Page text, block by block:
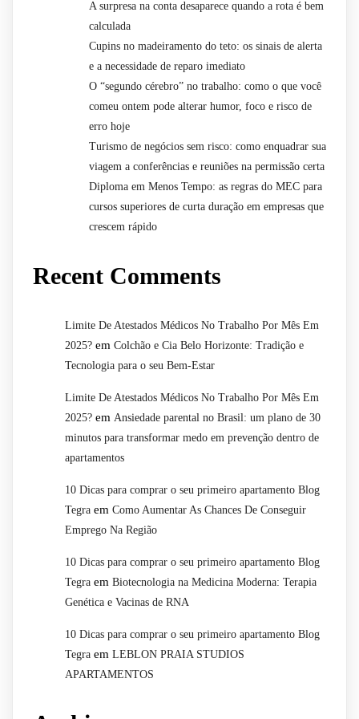
A surpresa na conta desaparece quando a rota é bem
calculada
Cupins no madeiramento do teto: os sinais de alerta
e a necessidade de reparo imediato
O “segundo cérebro” no trabalho: como o que você
comeu ontem pode alterar humor, foco e risco de
erro hoje
Turismo de negócios sem risco: como enquadrar sua
viagem a conferências e reuniões na permissão certa
Diploma em Menos Tempo: as regras do MEC para
cursos superiores de curta duração em empresas que
crescem rápido
Recent Comments
Limite De Atestados Médicos No Trabalho Por Mês Em
2025? em Colchão e Cia Belo Horizonte: Tradição e
Tecnologia para o seu Bem-Estar
Limite De Atestados Médicos No Trabalho Por Mês Em
2025? em Ansiedade parental no Brasil: um plano de 30
minutos para transformar medo em prevenção dentro de
apartamentos
10 Dicas para comprar o seu primeiro apartamento Blog
Tegra em Como Aumentar As Chances De Conseguir
Emprego Na Região
10 Dicas para comprar o seu primeiro apartamento Blog
Tegra em Biotecnologia na Medicina Moderna: Terapia
Genética e Vacinas de RNA
10 Dicas para comprar o seu primeiro apartamento Blog
Tegra em LEBLON PRAIA STUDIOS
APARTAMENTOS